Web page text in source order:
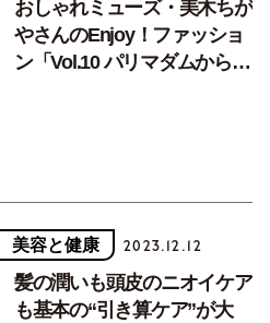
おしゃれミューズ・美木ちが
やさんのEnjoy！ファッショ
ン「Vol.10 パリマダムから吸
美容と健康 2023.12.12
髪の潤いも頭皮のニオイケア
も基本の“引き算ケア”が大